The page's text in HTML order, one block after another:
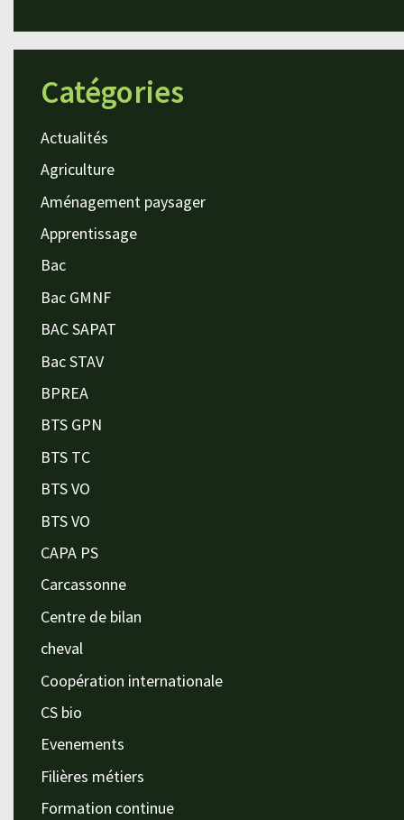
Catégories
Actualités
Agriculture
Aménagement paysager
Apprentissage
Bac
Bac GMNF
BAC SAPAT
Bac STAV
BPREA
BTS GPN
BTS TC
BTS VO
BTS VO
CAPA PS
Carcassonne
Centre de bilan
cheval
Coopération internationale
CS bio
Evenements
Filières métiers
Formation continue